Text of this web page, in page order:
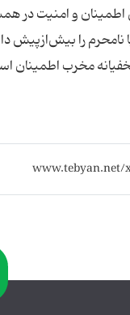
و امنیت در
با نامحرم را
مخرب اطمینان